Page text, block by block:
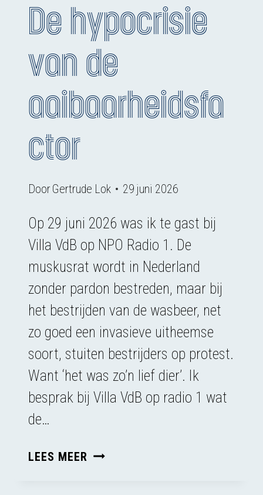
De hypocrisie
van de
aaibaarheidsfa
ctor
DoorGertrude Lok 29 juni 2026
Op 29 juni 2026 was ik te gast bij
Villa VdB op NPO Radio 1. De
muskusrat wordt in Nederland
zonder pardon bestreden, maar bij
het bestrijden van de wasbeer, net
zo goed een invasieve uitheemse
soort, stuiten bestrijders op protest.
Want ‘het was zo’n lief dier’. Ik
besprak bij Villa VdB op radio 1 wat
de…
LEES MEER DE